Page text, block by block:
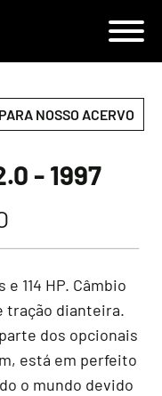
NOSSO ACERVO
- 1997
114 HP. Câmbio
tração dianteira.
dos opcionais
está em perfeito
o mundo devido